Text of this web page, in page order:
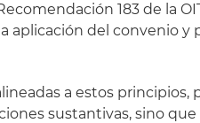
183 de la
aplicación del convenio
a estos principios,
sustantivas, sino